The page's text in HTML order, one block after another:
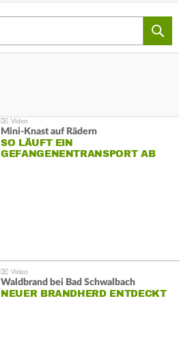
Mini-Knast auf Rädern
SO LÄUFT EIN
GEFANGENENTRANSPORT AB
Waldbrand bei Bad Schwalbach
NEUER BRANDHERD ENTDECKT